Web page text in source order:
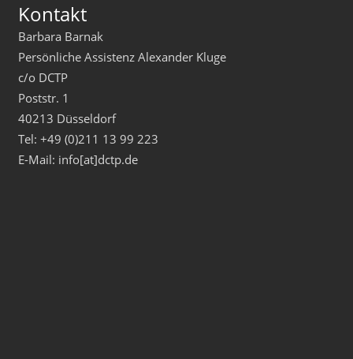
Kontakt
Barbara Barnak
Persönliche Assistenz Alexander Kluge
c/o DCTP
Poststr. 1
40213 Düsseldorf
Tel: +49 (0)211 13 99 223
E-Mail: info[at]dctp.de